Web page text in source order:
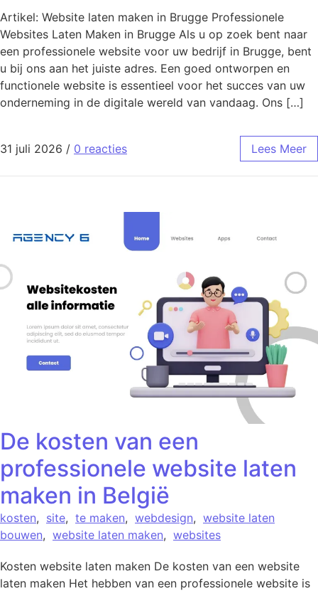
Artikel: Website laten maken in Brugge Professionele
Websites Laten Maken in Brugge Als u op zoek bent naar
een professionele website voor uw bedrijf in Brugge, bent
u bij ons aan het juiste adres. Een goed ontworpen en
functionele website is essentieel voor het succes van uw
onderneming in de digitale wereld van vandaag. Ons […]
31 juli 2026 / 0 reacties Lees Meer
De kosten van een
professionele website laten
maken in België
kosten, site, te maken, webdesign, website laten
bouwen, website laten maken, websites
Kosten website laten maken De kosten van een website
laten maken Het hebben van een professionele website is